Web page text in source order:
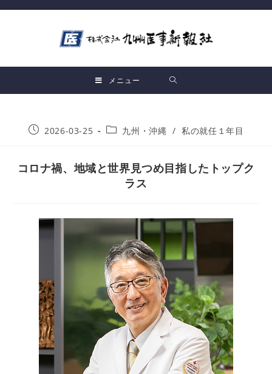
メニュー
2026-03-25 九州・沖縄 / 私の就任１年目
コロナ禍、地域と世界見つめ目指したトップク
ラス